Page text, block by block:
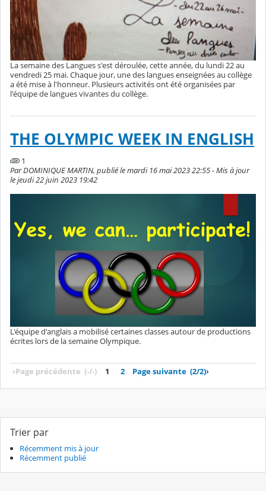
La semaine des Langues s'est déroulée, cette année, du lundi 22 au
vendredi 25 mai. Chaque jour, une des langues enseignées au collège
a été mise à l'honneur. Plusieurs activités ont été organisées par
l'équipe de langues vivantes du collège.
THE OLYMPIC WEEK IN ENGLISH
1
Par DOMINIQUE MARTIN, publié le mardi 16 mai 2023 22:55 - Mis à jour
le jeudi 22 juin 2023 19:42
L'équipe d'anglais a mobilisé certaines classes autour de productions
écrites lors de la semaine Olympique.
‹Page précédente (-/-) 1 2 Page suivante (2/2)›
Trier par
Récemment mis à jour
Récemment publié